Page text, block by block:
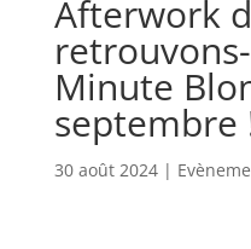
Afterwork
Minute
septembre
30 août 2024|